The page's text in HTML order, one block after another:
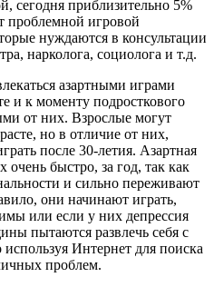
сегодня приблизительно 5%
проблемной игровой
нуждаются в консультации
нарколога, социолога и т.д.
азартными играми
и к моменту подросткового
от них. Взрослые могут
но в отличие от них,
после 30-летия. Азартная
очень быстро, за год, так как
и сильно переживают
они начинают играть,
или если у них депрессия
пытаются развлечь себя с
Интернет для поиска
проблем.